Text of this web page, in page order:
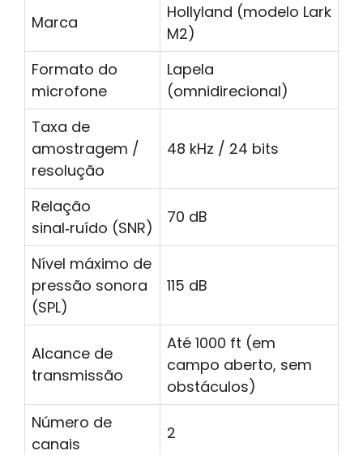
Marca
Hollyland (modelo Lark
M2)
Formato do
microfone
Lapela
(omnidirecional)
Taxa de
amostragem /
resolução
48 kHz / 24 bits
Relação
sinal‑ruído (SNR)
70 dB
Nível máximo de
pressão sonora
(SPL)
115 dB
Alcance de
transmissão
Até 1000 ft (em
campo aberto, sem
obstáculos)
Número de
canais
2